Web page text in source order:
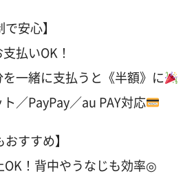
安心】
払いOK！
一緒に支払うと《半額》に
／PayPay／au PAY対応
おすすめ】
OK！背中やうなじも効率◎